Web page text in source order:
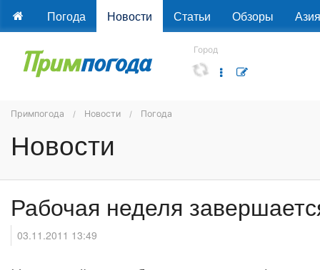
Погода Новости Статьи Обзоры Азия
Город
Примпогода Новости Погода
Новости
Рабочая неделя
03.11.2011 13:49